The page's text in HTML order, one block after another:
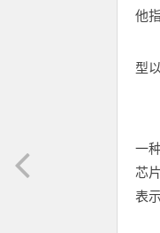
他
型
一
芯
表示